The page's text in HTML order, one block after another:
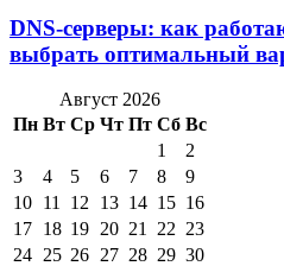
DNS-серверы: как
выбрать оптимальный
Август 2026
Пн Вт Ср Чт Пт Сб Вс
1
2
3
4 5 6 7 8
9
10 11 12 13 14 15 16
17 18 19 20 21 22 23
24 25 26 27 28 29 30